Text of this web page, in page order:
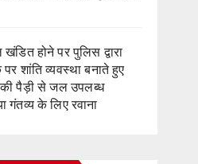
होने पर पुलिस द्वारा
शांति व्यवस्था बनाते हुए
पैड़ी से जल उपलब्ध
गंतव्य के लिए रवाना